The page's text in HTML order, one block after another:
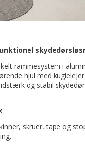
rammesystem i
hjul med
og stabil
skruer, tape og